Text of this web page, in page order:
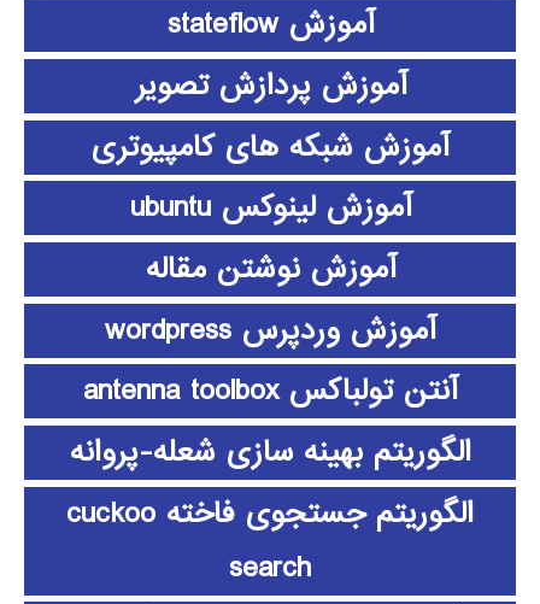
آموزش stateflow
آموزش پردازش تصویر
آموزش شبکه های کامپیوتری
آموزش لینوکس ubuntu
آموزش نوشتن مقاله
آموزش وردپرس wordpress
آنتن تولباکس antenna toolbox
الگوریتم بهینه سازی شعله-پروانه
الگوریتم جستجوی فاخته cuckoo
search